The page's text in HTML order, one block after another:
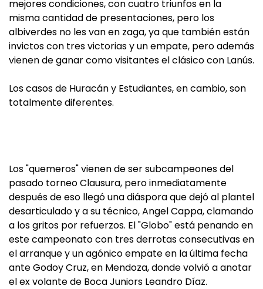
mejores condiciones, con cuatro triunfos en la
misma cantidad de presentaciones, pero los
albiverdes no les van en zaga, ya que también están
invictos con tres victorias y un empate, pero además
vienen de ganar como visitantes el clásico con Lanús.
Los casos de Huracán y Estudiantes, en cambio, son
totalmente diferentes.
Los "quemeros" vienen de ser subcampeones del
pasado torneo Clausura, pero inmediatamente
después de eso llegó una diáspora que dejó al plantel
desarticulado y a su técnico, Angel Cappa, clamando
a los gritos por refuerzos. El "Globo" está penando en
este campeonato con tres derrotas consecutivas en
el arranque y un agónico empate en la última fecha
ante Godoy Cruz, en Mendoza, donde volvió a anotar
el ex volante de Boca Juniors Leandro Díaz.